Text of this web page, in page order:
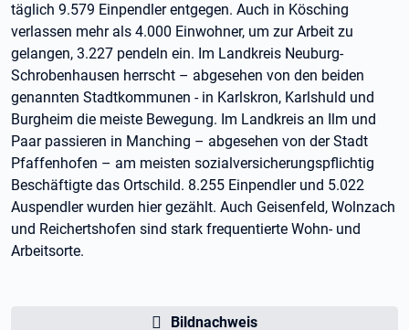
täglich 9.579 Einpendler entgegen. Auch in Kösching
verlassen mehr als 4.000 Einwohner, um zur Arbeit zu
gelangen, 3.227 pendeln ein. Im Landkreis Neuburg-
Schrobenhausen herrscht – abgesehen von den beiden
genannten Stadtkommunen - in Karlskron, Karlshuld und
Burgheim die meiste Bewegung. Im Landkreis an Ilm und
Paar passieren in Manching – abgesehen von der Stadt
Pfaffenhofen – am meisten sozialversicherungspflichtig
Beschäftigte das Ortschild. 8.255 Einpendler und 5.022
Auspendler wurden hier gezählt. Auch Geisenfeld, Wolnzach
und Reichertshofen sind stark frequentierte Wohn- und
Arbeitsorte.
Bildnachweis